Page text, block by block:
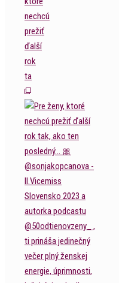
nechcú
prežiť
ďalší
rok
ta